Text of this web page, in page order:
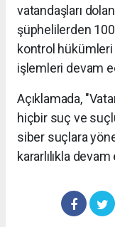
vatandaşları
şüphelilerden
kontrol hükümleri
işlemleri devam
Açıklamada,
hiçbir suç ve
siber suçlara
kararlılıkla